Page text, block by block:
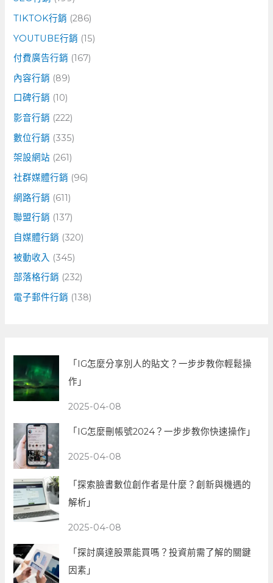
TIKTOK行銷 (286)
YOUTUBE行銷 (15)
付費廣告行銷 (167)
內容行銷 (89)
口碑行銷 (10)
影音行銷 (222)
數位行銷 (335)
架設網站 (261)
社群媒體行銷 (96)
網路行銷 (611)
聯盟行銷 (137)
自媒體行銷 (320)
被動收入 (345)
部落格行銷 (232)
電子郵件行銷 (138)
「IG怎麼分享別人的貼文？一步步教你輕鬆操
作」
2025-04-08
「IG怎麼刪帳號2024？一步步教你快速操作」
2025-04-08
「探索臉書數位創作者是什麼？創新與機遇的
解析」
2025-04-08
「探討廣達股票能買嗎？投資前需了解的關鍵
因素」